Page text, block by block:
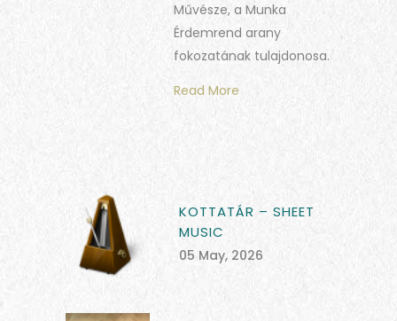
Művésze, a Munka
Érdemrend arany
fokozatának tulajdonosa.
Read More
KOTTATÁR – SHEET
MUSIC
05 May, 2026